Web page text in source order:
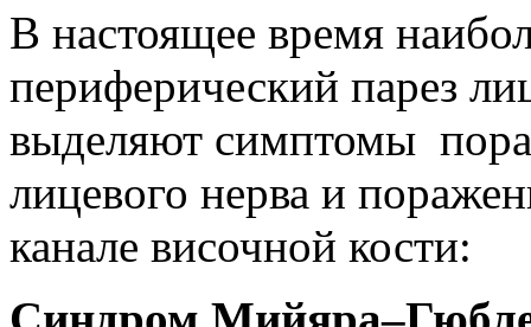
В настоящее время
периферический парез
выделяют симптомы
лицевого нерва и
канале височной кости: